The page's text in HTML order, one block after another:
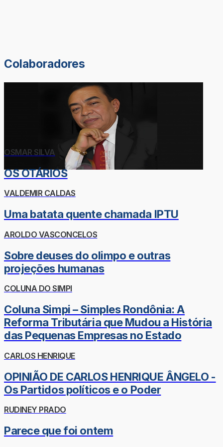
Colaboradores
OSMAR SILVA
OS OTÁRIOS
VALDEMIR CALDAS
Uma batata quente chamada IPTU
AROLDO VASCONCELOS
Sobre deuses do olimpo e outras
projeções humanas
COLUNA DO SIMPI
Coluna Simpi – Simples Rondônia: A
Reforma Tributária que Mudou a História
das Pequenas Empresas no Estado
CARLOS HENRIQUE
OPINIÃO DE CARLOS HENRIQUE ÂNGELO -
Os Partidos políticos e o Poder
RUDINEY PRADO
Parece que foi ontem